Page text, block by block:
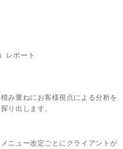
レポート
み重ねにお客様視点による分析を
り出します。
ニュー改定ごとにクライアントが